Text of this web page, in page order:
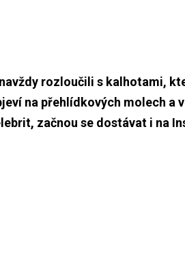
rozloučili s kalhotami,
na přehlídkových molech a
začnou se dostávat i na